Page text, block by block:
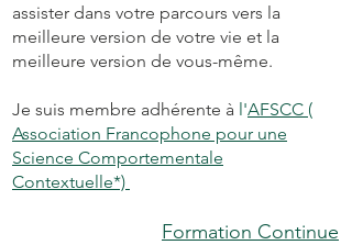
assister dans votre parcours vers la
meilleure version de votre vie et la
meilleure version de vous-même.
Je suis membre adhérente à l'AFSCC (
Association Francophone pour une
Science Comportementale
Contextuelle*)
​Formation Continue